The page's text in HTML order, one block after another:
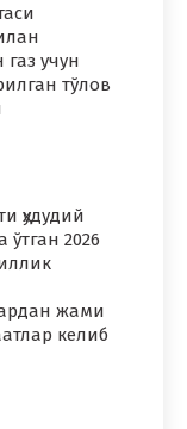
учун
тўлов
ҳудудий
2026
жами
келиб